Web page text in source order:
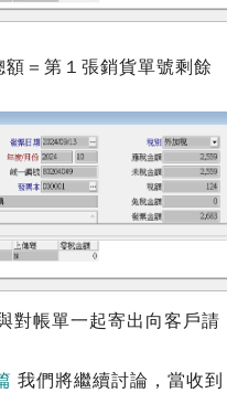
＝第１張銷貨單號剩餘
對帳單一起寄出向客戶請
我們將繼續討論，當收到